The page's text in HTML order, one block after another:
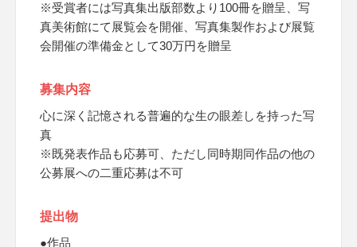
※受賞者には写真集出版部数より100冊を贈呈、写
真美術館にて展覧会を開催、写真集製作および展覧
会開催の準備金として30万円を贈呈
募集内容
心に深く記憶される普遍的な生の眼差しを持った写
真
※既発表作品も応募可、ただし同時期同作品の他の
公募展への二重応募は不可
提出物
●作品